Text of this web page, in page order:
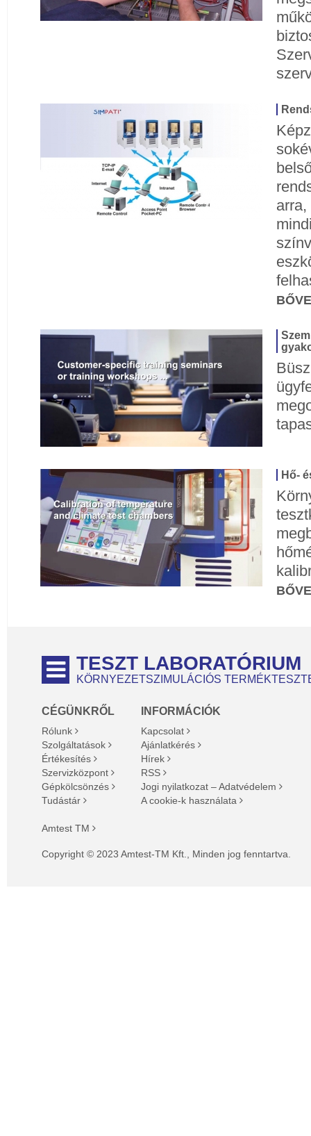
Hő-
TESZT LABORATÓRIUM
KÖRNYEZETSZIMULÁCIÓS
CÉGÜNKRŐL
Rólunk
Szolgáltatások
Értékesítés
Szervizközpont
Gépkölcsönzés
Tudástár
Amtest TM
INFORMÁCIÓK
Kapcsolat
Ajánlatkérés
Hírek
RSS
Jogi nyilatkozat – Adatvédelem
A cookie-k használata
Copyright © 2023 Amtest-TM Kft., Minden jog fenntartva.